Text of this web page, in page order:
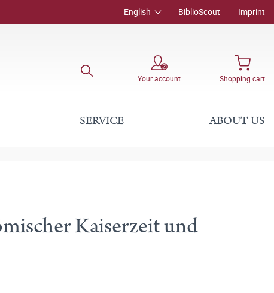
English BiblioScout Imprint
Your account Shopping cart
SERVICE ABOUT US
Kaiserzeit und